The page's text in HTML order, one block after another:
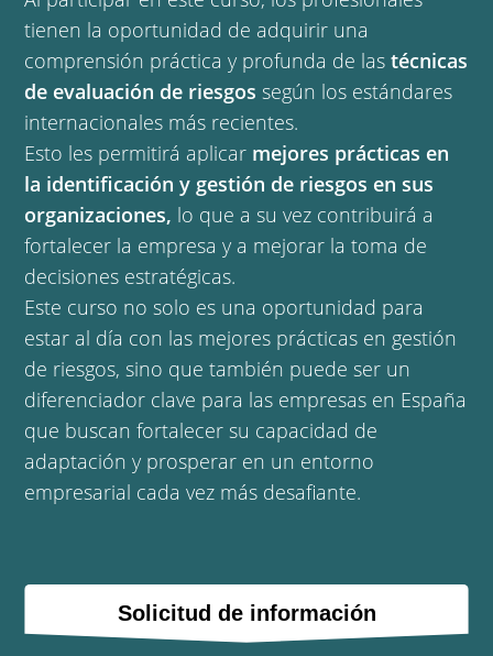
tienen la oportunidad de adquirir una
comprensión práctica y profunda de las técnicas
de evaluación de riesgos según los estándares
internacionales más recientes.
Esto les permitirá aplicar mejores prácticas en
la identificación y gestión de riesgos en sus
organizaciones, lo que a su vez contribuirá a
fortalecer la empresa y a mejorar la toma de
decisiones estratégicas.
Este curso no solo es una oportunidad para
estar al día con las mejores prácticas en gestión
de riesgos, sino que también puede ser un
diferenciador clave para las empresas en España
que buscan fortalecer su capacidad de
adaptación y prosperar en un entorno
empresarial cada vez más desafiante.
Solicitud de información